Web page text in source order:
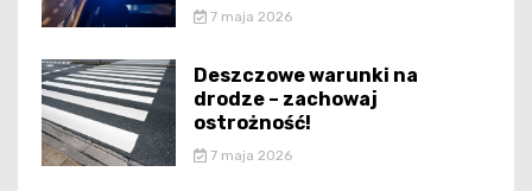
7 maja 2026
Deszczowe warunki na
drodze – zachowaj
ostrożność!
7 maja 2026